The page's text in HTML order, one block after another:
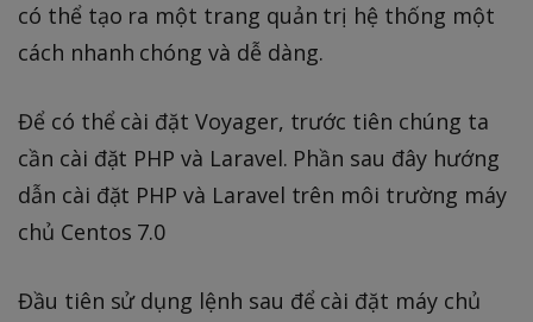
có thể tạo ra một trang quản trị hệ thống một
cách nhanh chóng và dễ dàng.
Để có thể cài đặt Voyager, trước tiên chúng ta
cần cài đặt PHP và Laravel. Phần sau đây hướng
dẫn cài đặt PHP và Laravel trên môi trường máy
chủ Centos 7.0
Đầu tiên sử dụng lệnh sau để cài đặt máy chủ